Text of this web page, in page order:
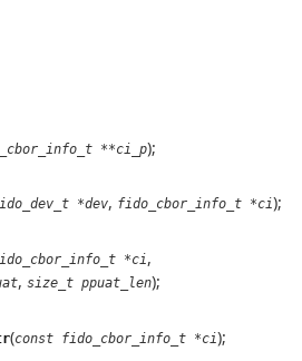
**ci_p);
*dev, fido_cbor_info_t *ci);
*ci,
, size_t ppuat_len);
(const fido_cbor_info_t *ci);